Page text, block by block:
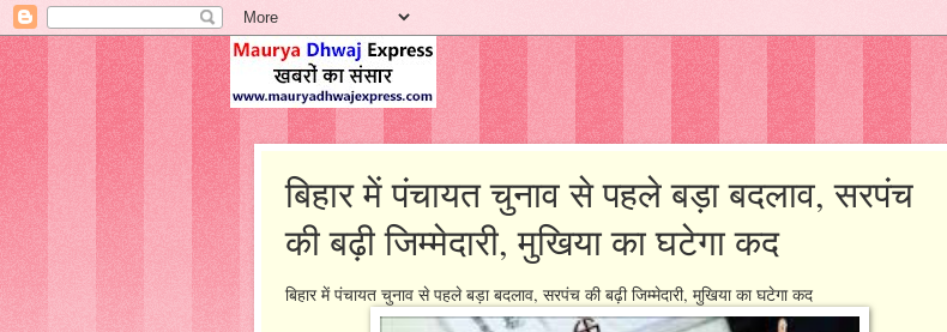
बिहार में पंचायत चुनाव से पहले बड़ा बदलाव, सरपंच
की बढ़ी जिम्‍मेदारी, मुखिया का घटेगा कद
बिहार में पंचायत चुनाव से पहले बड़ा बदलाव, सरपंच की बढ़ी जिम्‍मेदारी, मुखिया का घटेगा कद